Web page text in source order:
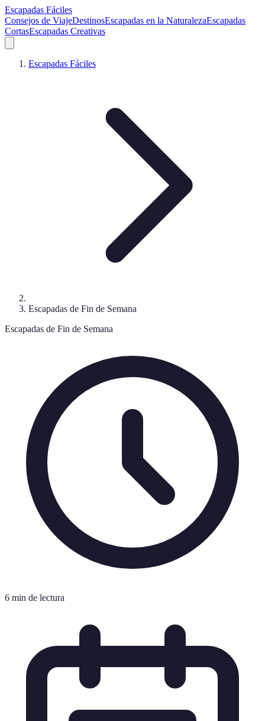
Escapadas Fáciles
Consejos de ViajeDestinosEscapadas en la NaturalezaEscapadas
CortasEscapadas Creativas
Escapadas Fáciles
Escapadas de Fin de Semana
Escapadas de Fin de Semana
6 min de lectura